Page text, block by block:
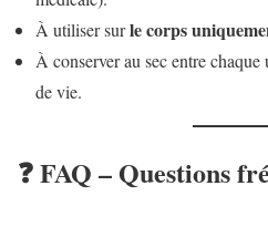
À utiliser surle corps
À conserver au sec entre
de vie.
❓ FAQ – Questions